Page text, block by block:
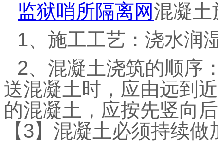
监狱哨所隔离网混凝土
1、施工工艺：浇水润
2、混凝土浇筑的顺序
送混凝土时，应由远到
的混凝土，应按先竖向
【3】混凝土必须持续